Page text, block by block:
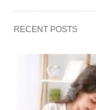
RECENT POSTS